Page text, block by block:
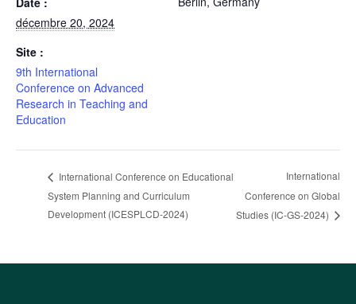
décembre 20, 2024
Site :
9th International
Conference on Advanced
Research in Teaching and
Education
International Conference on Educational
System Planning and Curriculum
Development (ICESPLCD-2024)
International
Conference on Global
Studies (IC-GS-2024)